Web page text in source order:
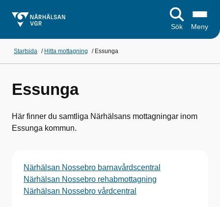
Sök Meny
Startsida / Hitta mottagning / Essunga
Essunga
Här finner du samtliga Närhälsans mottagningar inom
Essunga kommun.
Närhälsan Nossebro barnavårdscentral
Närhälsan Nossebro rehabmottagning
Närhälsan Nossebro vårdcentral